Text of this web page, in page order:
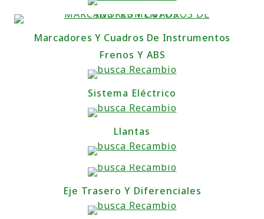
Marcadores Y Cuadros De Instrumentos
Frenos Y ABS
Sistema Eléctrico
Llantas
Eje Trasero Y Diferenciales